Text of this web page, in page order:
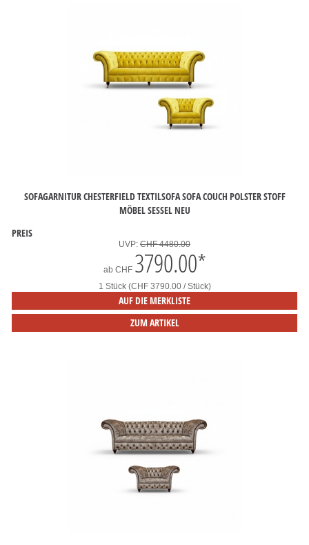
SOFAGARNITUR CHESTERFIELD TEXTILSOFA SOFA COUCH POLSTER STOFF
MÖBEL SESSEL NEU
PREIS
UVP: CHF 4480.00
ab CHF 3790.00*
1 Stück (CHF 3790.00 / Stück)
AUF DIE MERKLISTE
ZUM ARTIKEL